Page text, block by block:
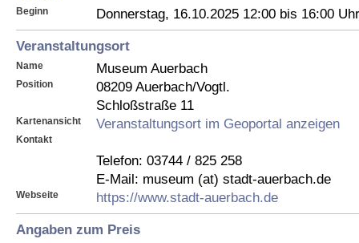
Beginn Donnerstag, 16.10.2025 12:00 bis 16:00 Uhr
Veranstaltungsort
Name Museum Auerbach
Position
08209 Auerbach/Vogtl.
Schloßstraße 11
Kartenansicht Veranstaltungsort im Geoportal anzeigen
Kontakt
Telefon: 03744 / 825 258
E-Mail: museum (at) stadt-auerbach.de
Webseite https://www.stadt-auerbach.de
Angaben zum Preis